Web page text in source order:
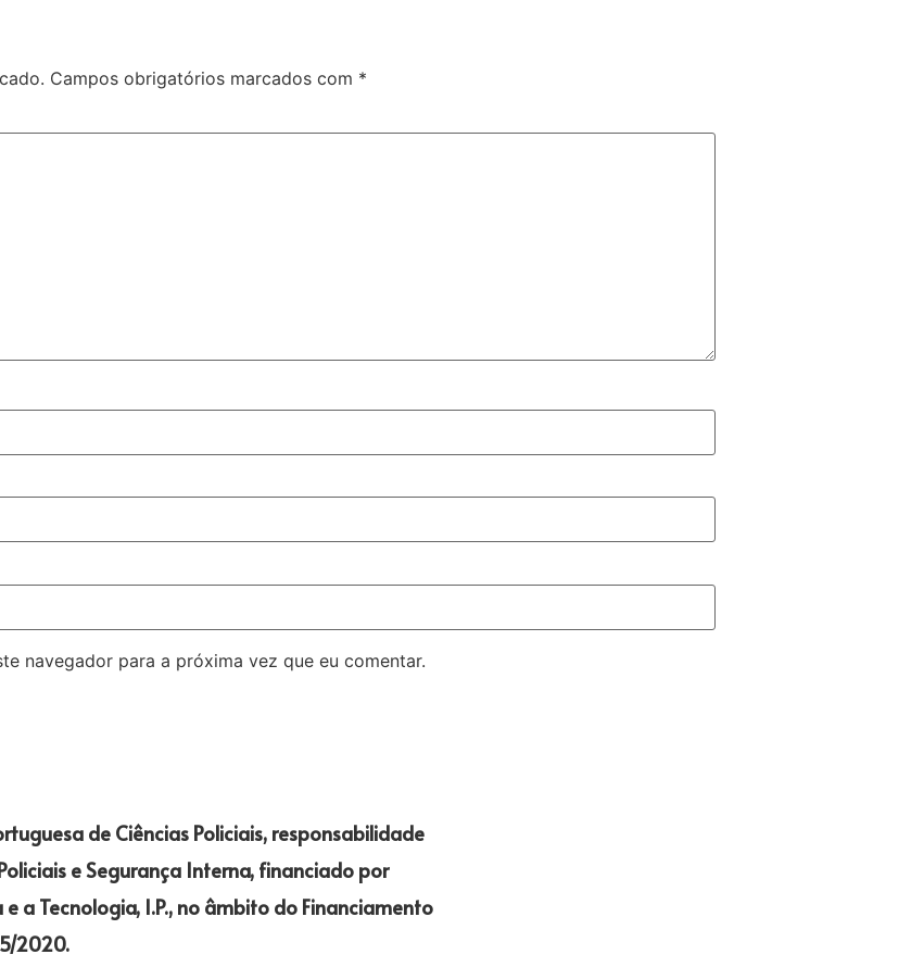
Campos obrigatórios marcados com *
navegador para a próxima vez que eu comentar.
de Ciências Policiais, responsabilidade
e Segurança Interna, financiado por
a Tecnologia, I.P., no âmbito do Financiamento
2020.